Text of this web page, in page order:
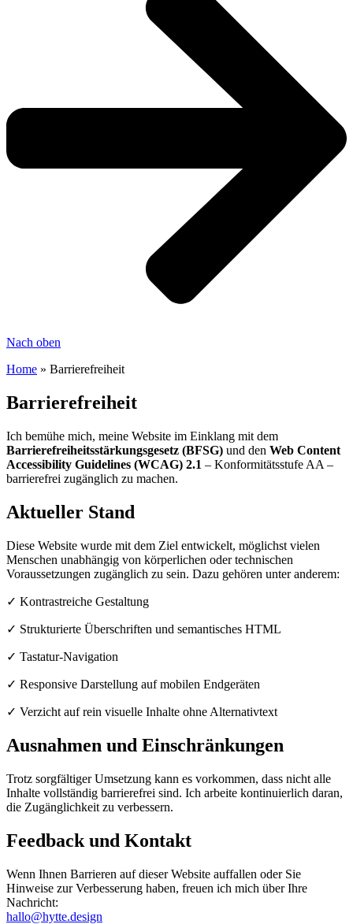
Nach oben
Home » Barrierefreiheit
Barrierefreiheit
Ich bemühe mich, meine Website im Einklang mit dem
Barrierefreiheitsstärkungsgesetz (BFSG) und den Web Content
Accessibility Guidelines (WCAG) 2.1 – Konformitätsstufe AA –
barrierefrei zugänglich zu machen.
Aktueller Stand
Diese Website wurde mit dem Ziel entwickelt, möglichst vielen
Menschen unabhängig von körperlichen oder technischen
Voraussetzungen zugänglich zu sein. Dazu gehören unter anderem:
✓ Kontrastreiche Gestaltung
✓ Strukturierte Überschriften und semantisches HTML
✓ Tastatur-Navigation
✓ Responsive Darstellung auf mobilen Endgeräten
✓ Verzicht auf rein visuelle Inhalte ohne Alternativtext
Ausnahmen und Einschränkungen
Trotz sorgfältiger Umsetzung kann es vorkommen, dass nicht alle
Inhalte vollständig barrierefrei sind. Ich arbeite kontinuierlich daran,
die Zugänglichkeit zu verbessern.
Feedback und Kontakt
Wenn Ihnen Barrieren auf dieser Website auffallen oder Sie
Hinweise zur Verbesserung haben, freuen ich mich über Ihre
Nachricht:
hallo@hytte.design